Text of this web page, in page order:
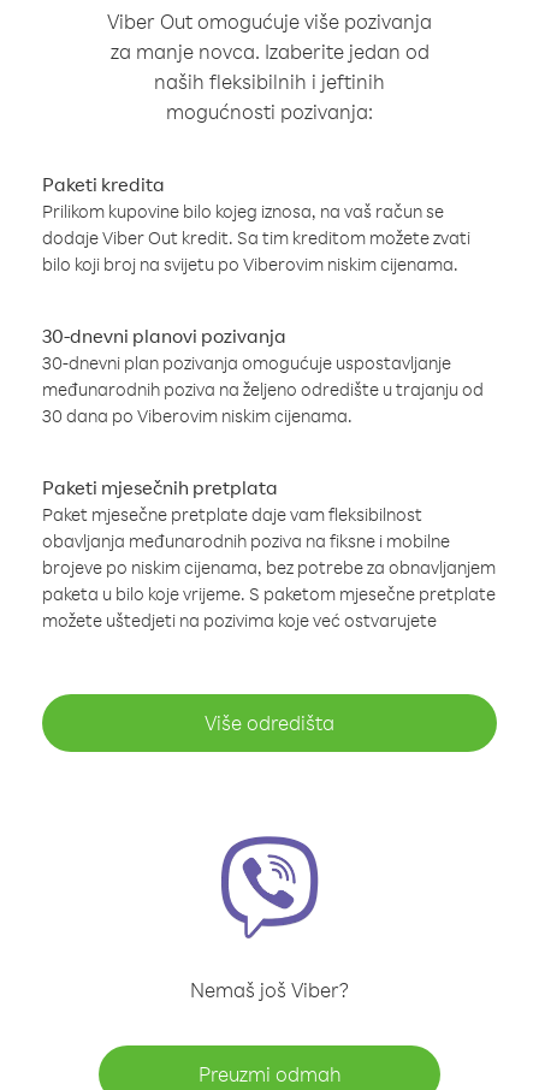
Viber Out omogućuje više pozivanja
za manje novca. Izaberite jedan od
naših fleksibilnih i jeftinih
mogućnosti pozivanja:
Paketi kredita
Prilikom kupovine bilo kojeg iznosa, na vaš račun se
dodaje Viber Out kredit. Sa tim kreditom možete zvati
bilo koji broj na svijetu po Viberovim niskim cijenama.
30-dnevni planovi pozivanja
30-dnevni plan pozivanja omogućuje uspostavljanje
međunarodnih poziva na željeno odredište u trajanju od
30 dana po Viberovim niskim cijenama.
Paketi mjesečnih pretplata
Paket mjesečne pretplate daje vam fleksibilnost
obavljanja međunarodnih poziva na fiksne i mobilne
brojeve po niskim cijenama, bez potrebe za obnavljanjem
paketa u bilo koje vrijeme. S paketom mjesečne pretplate
možete uštedjeti na pozivima koje već ostvarujete
Više odredišta
Nemaš još Viber?
Preuzmi odmah